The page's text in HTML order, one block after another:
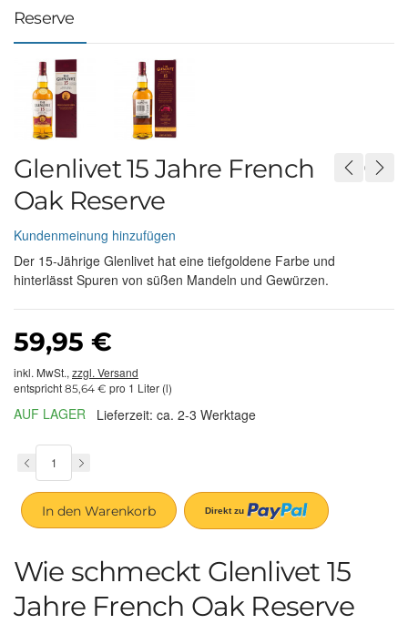
Reserve
Glenlivet 15 Jahre French
Oak Reserve
Kundenmeinung hinzufügen
Der 15-Jährige Glenlivet hat eine tiefgoldene Farbe und
hinterlässt Spuren von süßen Mandeln und Gewürzen.
59,95 €
inkl. MwSt., zzgl. Versand
entspricht 85,64 € pro 1 Liter (l)
AUF LAGER Lieferzeit: ca. 2-3 Werktage
In den Warenkorb
Wie schmeckt Glenlivet 15
Jahre French Oak Reserve